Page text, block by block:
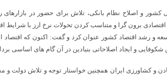
کشور و اصلاح نظام بانکی، تلاش برای حضور در بازارهای
اقتصادی برون گرا و متناسب کردن تحولات نرخ ارز با شرایط
و رشد اقتصاد کشور عنوان کرد و گفت: اکنون که اقتصاد
شکوفایی و ایجاد اصلاحاتی بنیادین در آن گام های اساسی
و کشاورزی ایران همچنین خواستار توجه و تلاش دولت و